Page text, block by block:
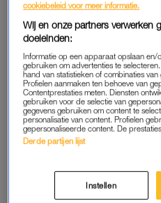
VROUW BIJ POLITIE
De selectieprocedure verliep
de politie vrouwen en mensen
werft.” Uiteindelijk kwam ze in
onder wie twee vrouwen.
behandeld, maar één docent
Die kwam regelmatig naar ons
‘En, dames, snappen jullie dit
motorkap opengaat.”
cookiebeleid voor meer informatie.
Wij en onze partners verwerken
doeleinden:
Informatie op een apparaat opslaan
gebruiken om advertenties te
hand van statistieken of combinaties
Profielen aanmaken ten behoeve van
Contentprestaties meten. Diensten
gebruiken voor de selectie van
gegevens gebruiken om content te
personalisatie van content. Profielen
gepersonaliseerde content. De
Derde partijen lijst
Instellen